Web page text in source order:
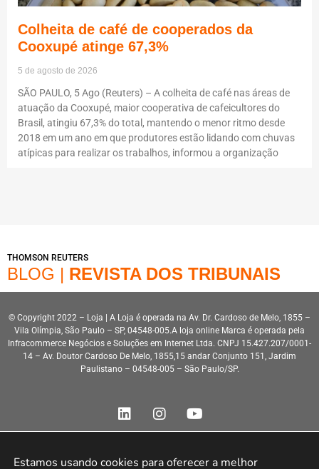
Colheita de café de cooperados da
Cooxupé atinge 67,3%
5 de agosto de 2026
SÃO PAULO, 5 Ago (Reuters) – A colheita de café nas áreas de
atuação da Cooxupé, maior cooperativa de cafeicultores do
Brasil, atingiu 67,3% do total, mantendo o menor ritmo desde
2018 em um ano em que produtores estão lidando com chuvas
atípicas para realizar os trabalhos, informou a organização
THOMSON REUTERS
BLOG | REVISTA DOS TRIBUNAIS
© Copyright 2022 – Loja | A Loja é operada na Av. Dr. Cardoso de Melo, 1855 –
Vila Olímpia, São Paulo – SP, 04548-005.A loja online Marca é operada pela
Infracommerce Negócios e Soluções em Internet Ltda. CNPJ 15.427.207/0001-
14 – Av. Doutor Cardoso De Melo, 1855,15 andar Conjunto 151, Jardim
Paulistano – 04548-005 – São Paulo/SP.
Estamos usando cookies para oferecer a melhor